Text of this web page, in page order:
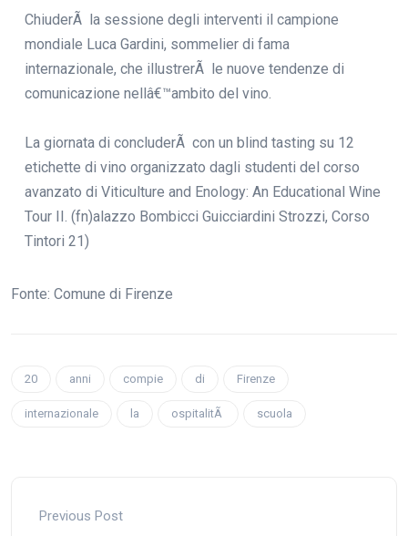
ChiuderÃ la sessione degli interventi il campione
mondiale Luca Gardini, sommelier di fama
internazionale, che illustrerÃ le nuove tendenze di
comunicazione nellâ€™ambito del vino.
La giornata di concluderÃ con un blind tasting su 12
etichette di vino organizzato dagli studenti del corso
avanzato di Viticulture and Enology: An Educational Wine
Tour II. (fn)alazzo Bombicci Guicciardini Strozzi, Corso
Tintori 21)
Fonte: Comune di Firenze
20 anni compie di Firenze
internazionale la ospitalitÃ scuola
Previous Post